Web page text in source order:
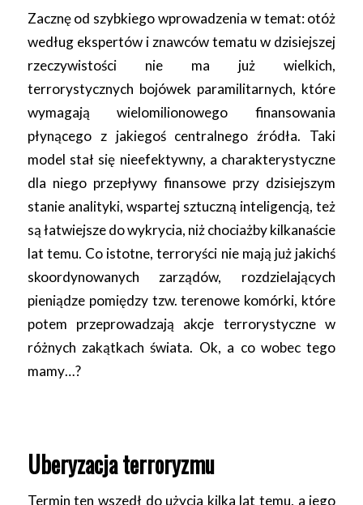
Zacznę od szybkiego wprowadzenia w temat: otóż
według ekspertów i znawców tematu w dzisiejszej
rzeczywistości nie ma już wielkich,
terrorystycznych bojówek paramilitarnych, które
wymagają wielomilionowego finansowania
płynącego z jakiegoś centralnego źródła. Taki
model stał się nieefektywny, a charakterystyczne
dla niego przepływy finansowe przy dzisiejszym
stanie analityki, wspartej sztuczną inteligencją, też
są łatwiejsze do wykrycia, niż chociażby kilkanaście
lat temu. Co istotne, terroryści nie mają już jakichś
skoordynowanych zarządów, rozdzielających
pieniądze pomiędzy tzw. terenowe komórki, które
potem przeprowadzają akcje terrorystyczne w
różnych zakątkach świata. Ok, a co wobec tego
mamy…?
Uberyzacja terroryzmu
Termin ten wszedł do użycia kilka lat temu, a jego